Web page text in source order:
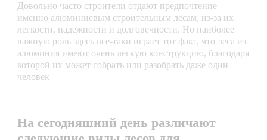
Довольно часто строители отдают предпочтение
именно алюминиевым строительным лесам, из-за их
легкости, надежности и долговечности. Но наиболее
важную роль здесь все-таки играет тот факт, что леса из
алюминия имеют очень легкую конструкцию, благодаря
которой их может собрать или разобрать даже один
человек
На сегодняшний день различают